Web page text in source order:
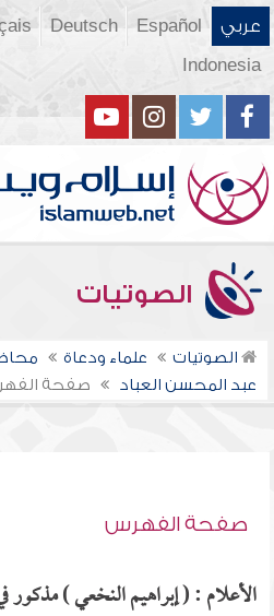
عربي Español
Deutsch
Indonesia
الصوتيات
الصوتيات علماء ودعاة
عبد المحسن العباد
صفحة
صفحة الفهرس
الأعلام : ( إبراهيم النخعي ) مذكور